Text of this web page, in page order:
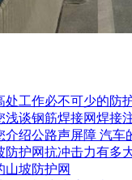
处工作必不可少的防
浅谈钢筋焊接网焊接
介绍公路声屏障 汽
防护网抗冲击力有多
山坡防护网